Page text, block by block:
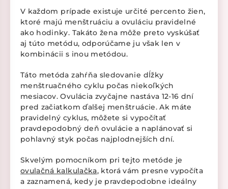
V každom prípade existuje určité percento žien,
ktoré majú menštruáciu a ovuláciu pravidelné
ako hodinky. Takáto žena môže preto vyskúšať
aj túto metódu, odporúčame ju však len v
kombinácii s inou metódou.
Táto metóda zahŕňa sledovanie dĺžky
menštruačného cyklu počas niekoľkých
mesiacov. Ovulácia zvyčajne nastáva 12-16 dní
pred začiatkom ďalšej menštruácie. Ak máte
pravidelný cyklus, môžete si vypočítať
pravdepodobný deň ovulácie a naplánovať si
pohlavný styk počas najplodnejších dní.
Skvelým pomocníkom pri tejto metóde je
ovulačná kalkulačka, ktorá vám presne vypočíta
a zaznamená, kedy je pravdepodobne ideálny